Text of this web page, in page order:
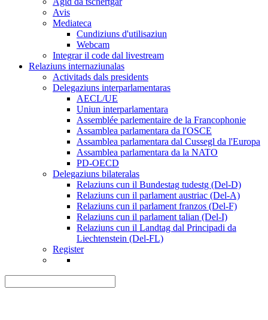
Avis
Mediateca
Cundiziuns d'utilisaziun
Webcam
Integrar il code dal livestream
Relaziuns internaziunalas
Activitads dals presidents
Delegaziuns interparlamentaras
AECL/UE
Uniun interparlamentara
Assemblée parlementaire de la Francophonie
Assamblea parlamentara da l'OSCE
Assamblea parlamentara dal Cussegl da l'Europa
Assamblea parlamentara da la NATO
PD-OECD
Delegaziuns bilateralas
Relaziuns cun il Bundestag tudestg (Del-D)
Relaziuns cun il parlament austriac (Del-A)
Relaziuns cun il parlament franzos (Del-F)
Relaziuns cun il parlament talian (Del-I)
Relaziuns cun il Landtag dal Principadi da
Liechtenstein (Del-FL)
Register